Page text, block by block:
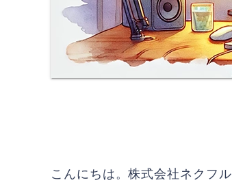
こんにちは。株式会社ネクフル